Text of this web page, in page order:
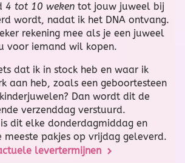
4 tot 10 weken tot jouw juweel bij
wordt, nadat ik het DNA ontvang.
rekening mee als je een juweel
voor iemand wil kopen.
dat ik in stock heb en waar ik
aan heb, zoals een geboortesteen
Dan wordt dit de
verzenddag verstuurd.
dit elke donderdagmiddag en
meeste pakjes op vrijdag geleverd.
levertermijnen